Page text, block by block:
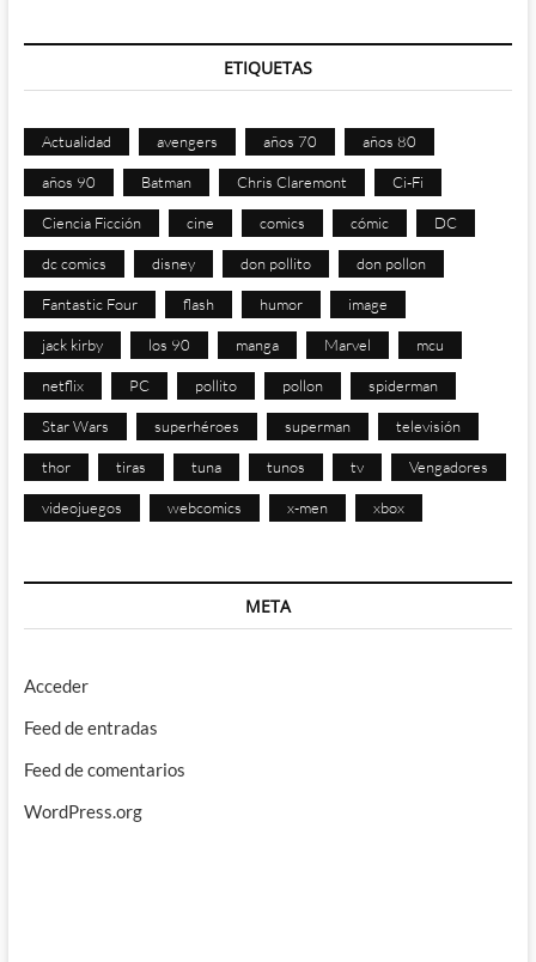
ETIQUETAS
Actualidad avengers años 70 años 80
años 90 Batman Chris Claremont Ci-Fi
Ciencia Ficción cine comics cómic DC
dc comics disney don pollito don pollon
Fantastic Four flash humor image
jack kirby los 90 manga Marvel mcu
netflix PC pollito pollon spiderman
Star Wars superhéroes superman televisión
thor tiras tuna tunos tv Vengadores
videojuegos webcomics x-men xbox
META
Acceder
Feed de entradas
Feed de comentarios
WordPress.org